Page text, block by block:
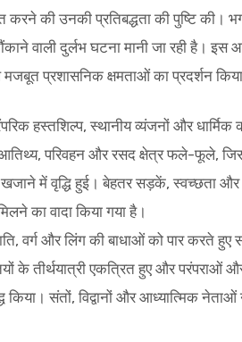
करने की उनकी प्रतिबद्धता की पुष्टि की।
वाली दुर्लभ घटना मानी जा रही है। इस
मजबूत प्रशासनिक क्षमताओं का प्रदर्शन
हस्तशिल्प, स्थानीय व्यंजनों और
आतिथ्य, परिवहन और रसद क्षेत्र फले-फूले,
में वृद्धि हुई। बेहतर सड़कें, स्वच्छता और
का वादा किया गया है।
वर्ग और लिंग की बाधाओं को पार करते हुए
के तीर्थयात्री एकत्रित हुए और
किया। संतों, विद्वानों और आध्यात्मिक